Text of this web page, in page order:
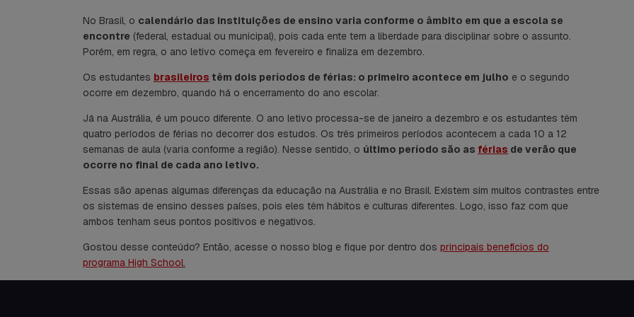
No Brasil, o calendário das instituições de ensino varia conforme o âmbito em que a escola se
encontre (federal, estadual ou municipal), pois cada ente tem a liberdade para disciplinar sobre o assunto.
Porém, em regra, o ano letivo começa em fevereiro e finaliza em dezembro.
Os estudantes brasileiros têm dois períodos de férias: o primeiro acontece em julho e o segundo
ocorre em dezembro, quando há o encerramento do ano escolar.
Já na Austrália, é um pouco diferente. O ano letivo processa-se de janeiro a dezembro e os estudantes têm
quatro períodos de férias no decorrer dos estudos. Os três primeiros períodos acontecem a cada 10 a 12
semanas de aula (varia conforme a região). Nesse sentido, o último período são as férias de verão que
ocorre no final de cada ano letivo.
Essas são apenas algumas diferenças da educação na Austrália e no Brasil. Existem sim muitos contrastes entre
os sistemas de ensino desses países, pois eles têm hábitos e culturas diferentes. Logo, isso faz com que
ambos tenham seus pontos positivos e negativos.
Gostou desse conteúdo? Então, acesse o nosso blog e fique por dentro dos principais benefícios do
programa High School.